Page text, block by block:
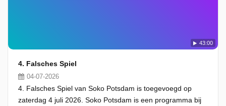
43:00
4. Falsches Spiel
04-07-2026
4. Falsches Spiel van Soko Potsdam is toegevoegd op
zaterdag 4 juli 2026. Soko Potsdam is een programma bij